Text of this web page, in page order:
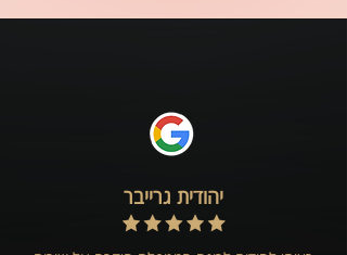
יהודית גרייבר